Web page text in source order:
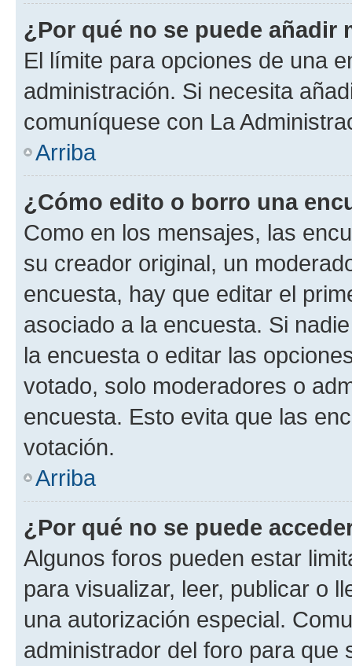
¿Por qué no se puede añadir
El límite para opciones de una
administración. Si necesita
comuníquese con La
Arriba
¿Cómo edito o borro una
Como en los mensajes, las
su creador original, un
encuesta, hay que editar el
asociado a la encuesta. Si
la encuesta o editar las
votado, solo moderadores o
encuesta. Esto evita que las
votación.
Arriba
¿Por qué no se puede
Algunos foros pueden estar
para visualizar, leer, publicar o
una autorización especial.
administrador del foro para que